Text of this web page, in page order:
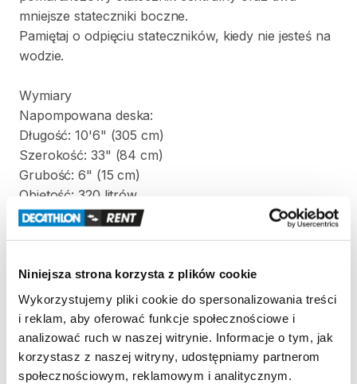
Niniejsza strona korzysta z plików cookie
Wykorzystujemy pliki cookie do spersonalizowania treści
i reklam, aby oferować funkcje społecznościowe i
analizować ruch w naszej witrynie. Informacje o tym, jak
korzystasz z naszej witryny, udostępniamy partnerom
społecznościowym, reklamowym i analitycznym.
mniejsze stateczniki boczne.
Pamiętaj o odpięciu stateczników​,​ kiedy nie jesteś na
wodzie.
Wymiary
Napompowana deska:
Długość: 10'6" (305 cm)
Szerokość: 33" (84 cm)
Grubość: 6" (15 cm)
Objętość: 320 litrów
Waga: 12 kg
Wysokość: 95 cm
Szerokość: 38 cm
Grubość: 27 cm
Zestaw zawiera:
- deskę SUP